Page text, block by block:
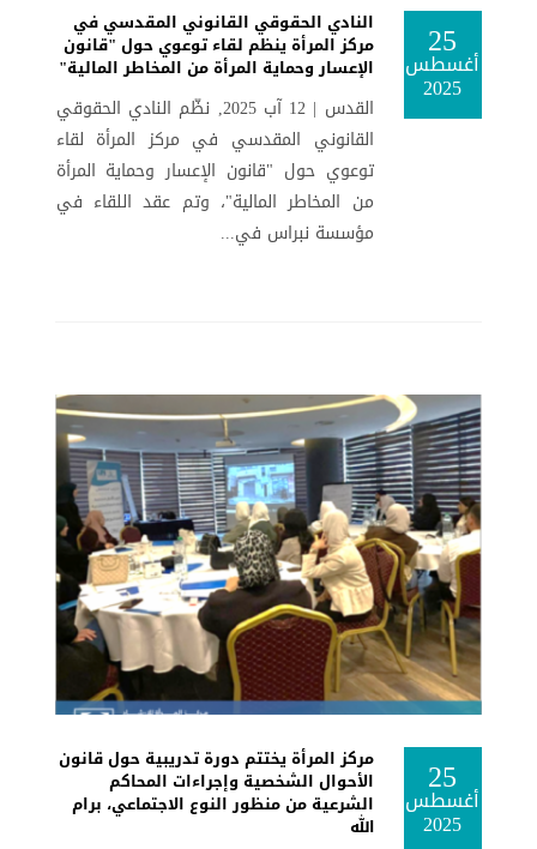
25
أغسطس
2025
النادي الحقوقي القانوني المقدسي في
مركز المرأة ينظم لقاء توعوي حول "قانون
الإعسار وحماية المرأة من المخاطر المالية"
القدس | 12 آب 2025, نظّم النادي الحقوقي
القانوني المقدسي في مركز المرأة لقاء
توعوي حول "قانون الإعسار وحماية المرأة
من المخاطر المالية"، وتم عقد اللقاء في
مؤسسة نبراس في...
25
أغسطس
2025
مركز المرأة يختتم دورة تدريبية حول قانون
الأحوال الشخصية وإجراءات المحاكم
الشرعية من منظور النوع الاجتماعي، برام
الله